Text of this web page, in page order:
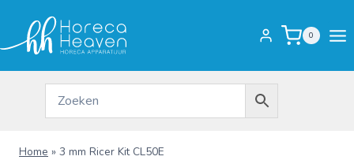
inhoud
0
Home » 3 mm Ricer Kit CL50E